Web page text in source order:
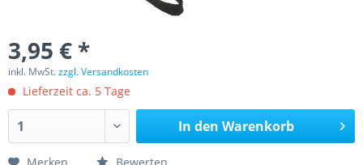
3,95 € *
inkl. MwSt.zzgl. Versandkosten
Lieferzeit ca. 5 Tage
In den Warenkorb